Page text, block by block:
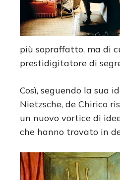
più sopraffatto, ma di
prestidigitatore di
Così, seguendo la sua
Nietzsche, de Chirico
un nuovo vortice di
che hanno trovato in